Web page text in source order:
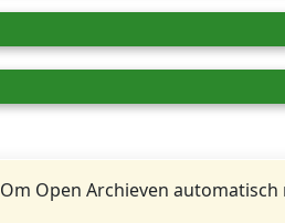
Om Open Archieven